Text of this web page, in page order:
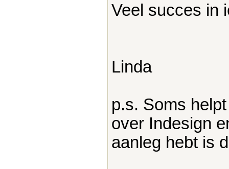
Veel succes in
Linda
p.s. Soms
over Indesign
aanleg hebt is